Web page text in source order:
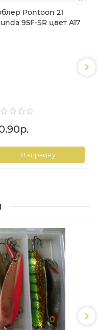
Pontoon 21
95F-SR цвет A17
В корзину